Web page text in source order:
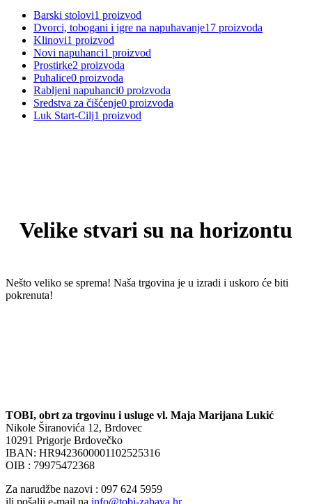
Barski stolovi1 proizvod
Dvorci, tobogani i igre na napuhavanje17 proizvoda
Klinovi1 proizvod
Novi napuhanci1 proizvod
Prostirke2 proizvoda
Puhalice0 proizvoda
Rabljeni napuhanci0 proizvoda
Sredstva za čišćenje0 proizvoda
Luk Start-Cilj1 proizvod
Velike stvari su na horizontu
Nešto veliko se sprema! Naša trgovina je u izradi i uskoro će biti
pokrenuta!
TOBI, obrt za trgovinu i usluge vl. Maja Marijana Lukić
Nikole Širanovića 12, Brdovec
10291 Prigorje Brdovečko
IBAN: HR9423600001102525316
OIB : 79975472368
Za narudžbe nazovi : 097 624 5959
ili pošalji e-mail na info@tobi-zabava.hr